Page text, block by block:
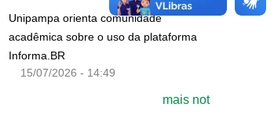
Unipampa orienta comunidade
acadêmica sobre o uso da plataforma
Informa.BR
15/07/2026 - 14:49
mais not